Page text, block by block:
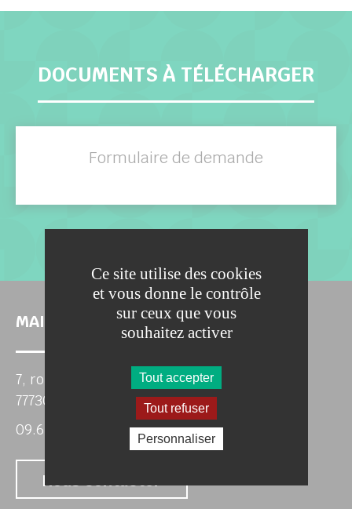
DOCUMENTS À TÉLÉCHARGER
Formulaire de demande
MAIRIE DE MÉRY-SUR-MARNE
7, route Jean de la Fontaine
77730 MERY-SUR-MARNE
09.63.54.84.91
Nous contacter
Ce site utilise des cookies
et vous donne le contrôle
sur ceux que vous
souhaitez activer
Tout accepter
Tout refuser
Personnaliser